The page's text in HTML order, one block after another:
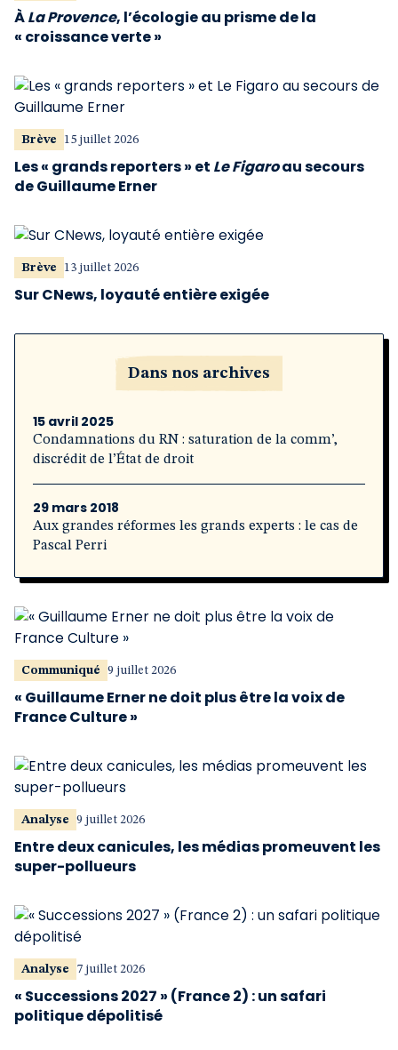
ÀLa Provence, l’écologie au prisme de la
« croissance verte »
Brève 15 juillet 2026
Les « grands reporters » et Le Figaroau secours
de Guillaume Erner
Brève 13 juillet 2026
Sur CNews, loyauté entière exigée
Dans nos archives
15 avril 2025
Condamnations du RN : saturation de la comm’,
discrédit de l’État de droit
29 mars 2018
Aux grandes réformes les grands experts : le cas de
Pascal Perri
Communiqué 9 juillet 2026
« Guillaume Erner ne doit plus être la voix de
France Culture »
Analyse 9 juillet 2026
Entre deux canicules, les médias promeuvent les
super-pollueurs
Analyse 7 juillet 2026
« Successions 2027 » (France 2) : un safari
politique dépolitisé